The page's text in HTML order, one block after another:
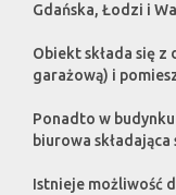
Gdańska, Łodzi i
Obiekt składa się z
garażową) i
Ponadto w
biurowa
Istnieje możliwość